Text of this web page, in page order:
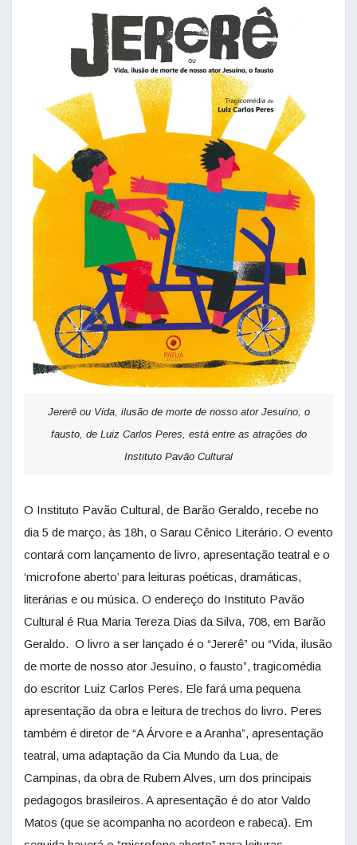
Jererê ou Vida, ilusão de morte de nosso ator Jesuíno, o
fausto, de Luiz Carlos Peres, está entre as atrações do
Instituto Pavão Cultural
O Instituto Pavão Cultural, de Barão Geraldo, recebe no
dia 5 de março, às 18h, o Sarau Cênico Literário. O evento
contará com lançamento de livro, apresentação teatral e o
‘microfone aberto’ para leituras poéticas, dramáticas,
literárias e ou música. O endereço do Instituto Pavão
Cultural é Rua Maria Tereza Dias da Silva, 708, em Barão
Geraldo. O livro a ser lançado é o “Jererê” ou “Vida, ilusão
de morte de nosso ator Jesuíno, o fausto”, tragicomédia
do escritor Luiz Carlos Peres. Ele fará uma pequena
apresentação da obra e leitura de trechos do livro. Peres
também é diretor de “A Árvore e a Aranha”, apresentação
teatral, uma adaptação da Cia Mundo da Lua, de
Campinas, da obra de Rubem Alves, um dos principais
pedagogos brasileiros. A apresentação é do ator Valdo
Matos (que se acompanha no acordeon e rabeca). Em